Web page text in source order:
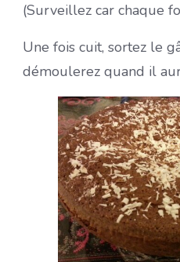
(Surveillez car chaque
Une fois cuit, sortez le
démoulerez quand il